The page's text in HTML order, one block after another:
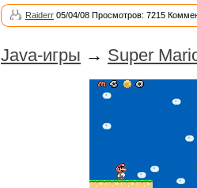
Raiderr 05/04/08 Просмотров: 7215
Java-игры → Super